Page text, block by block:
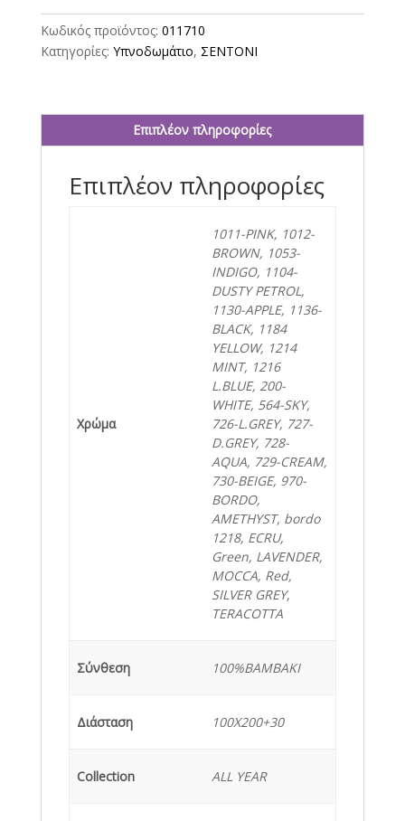
ΛΑΣΤΙΧΟ
100x200+30
BASIC
Κωδικός προϊόντος: 011710
Κατηγορίες: Υπνοδωμάτιο, ΣΕΝΤΟΝΙ
Επιπλέον πληροφορίες
Επιπλέον πληροφορίες
Χρώμα
1011-PINK, 1012-
BROWN, 1053-
INDIGO, 1104-
DUSTY PETROL,
1130-APPLE, 1136-
BLACK, 1184
YELLOW, 1214
MINT, 1216
L.BLUE, 200-
WHITE, 564-SKY,
726-L.GREY, 727-
D.GREY, 728-
AQUA, 729-CREAM,
730-BEIGE, 970-
BORDO,
AMETHYST, bordo
1218, ECRU,
Green, LAVENDER,
MOCCA, Red,
SILVER GREY,
TERACOTTA
Σύνθεση 100%ΒΑΜΒΑΚΙ
Διάσταση 100X200+30
Collection ALL YEAR